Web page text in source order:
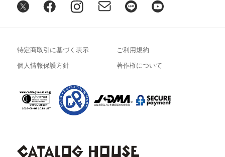
特定商取引に基づく表示 ご利用規約
個人情報保護方針 著作権について